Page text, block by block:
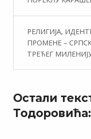
РЕЛИГИЈА,
ПРОМЕНЕ –
ТРЕЋЕГ
Остали
Тодоровића: